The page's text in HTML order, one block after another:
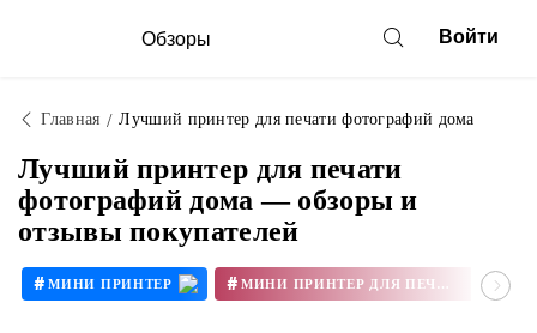
Обзоры Войти
Главная Лучший принтер для печати фотографий дома
Лучший принтер для печати
фотографий дома — обзоры и
отзывы покупателей
# МИНИ ПРИНТЕР # МИНИ ПРИНТЕР ДЛЯ ПЕЧАТИ